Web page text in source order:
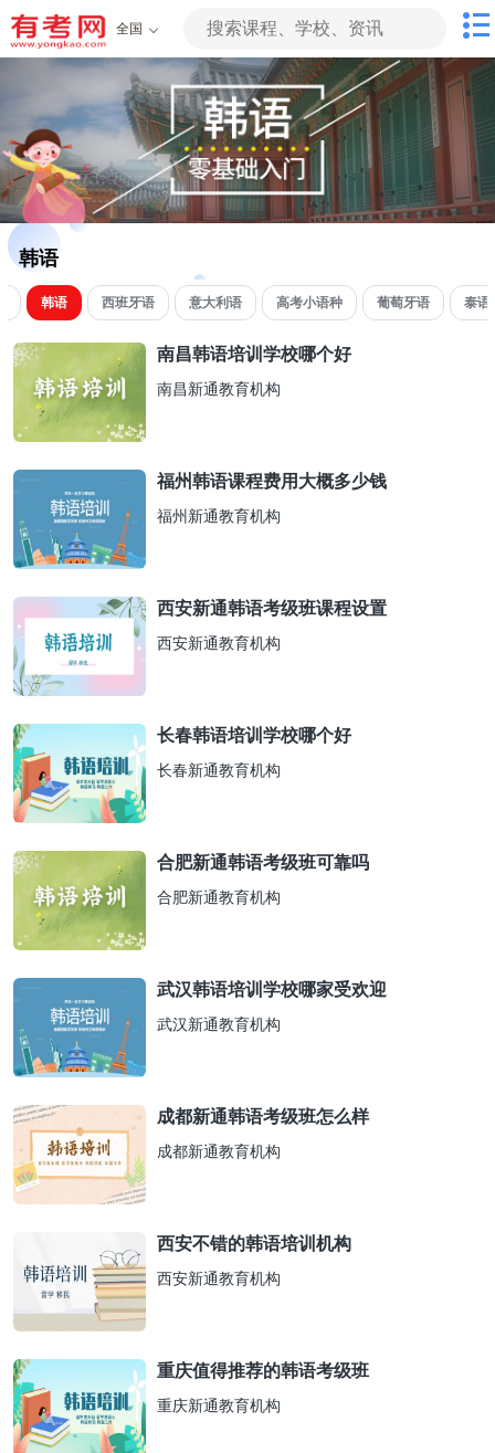
全国
韩语
韩语 西班牙语 意大利语 高考小语种 葡萄牙语 泰语
南昌韩语培训学校哪个好
南昌新通教育机构
福州韩语课程费用大概多少钱
福州新通教育机构
西安新通韩语考级班课程设置
西安新通教育机构
长春韩语培训学校哪个好
长春新通教育机构
合肥新通韩语考级班可靠吗
合肥新通教育机构
武汉韩语培训学校哪家受欢迎
武汉新通教育机构
成都新通韩语考级班怎么样
成都新通教育机构
西安不错的韩语培训机构
西安新通教育机构
重庆值得推荐的韩语考级班
重庆新通教育机构